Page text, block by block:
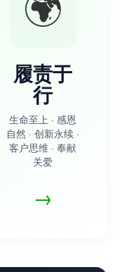
履责于
行
生命至上 · 感恩
自然 · 创新永续 ·
客户思维 · 奉献
关爱
→